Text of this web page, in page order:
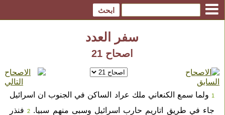
سفر العدد
اصحاح 21
1ولما سمع الكنعاني ملك عراد الساكن في الجنوب ان اسرائيل
جاء في طريق اتاريم حارب اسرائيل وسبى منهم سبيا. 2فنذر